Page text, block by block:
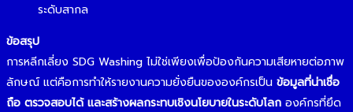
ระดับสากล
ข้อสรุป
การหลีกเลี่ยง SDG Washing ไม่ใช่เพียงเพื่อป้องกันความเสียหายต่อภาพ
ลักษณ์ แต่คือการทำให้รายงานความยั่งยืนขององค์กรเป็น ข้อมูลที่น่าเชื่อ
ถือ ตรวจสอบได้ และสร้างผลกระทบเชิงนโยบายในระดับโลก องค์กรที่ยึด